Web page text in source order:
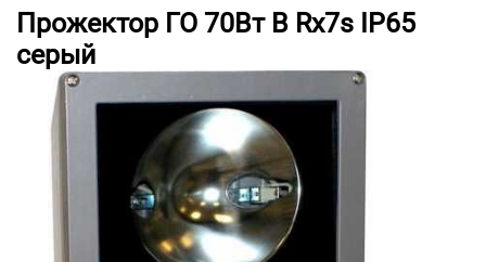
Прожектор ГО 70Вт B Rx7s IP65
серый